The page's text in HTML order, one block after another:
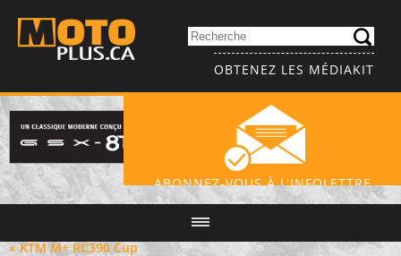
OBTENEZ LES MÉDIAKIT
ABONNEZ-VOUS À L'INFOLETTRE
« KTM M+ RC390 Cup